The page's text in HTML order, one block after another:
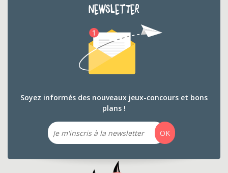
NEWSLETTER
Soyez informés des nouveaux jeux-concours et bons
plans !
Email
OK